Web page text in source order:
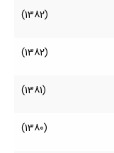
(1382)
(1382)
(1381)
(1380)